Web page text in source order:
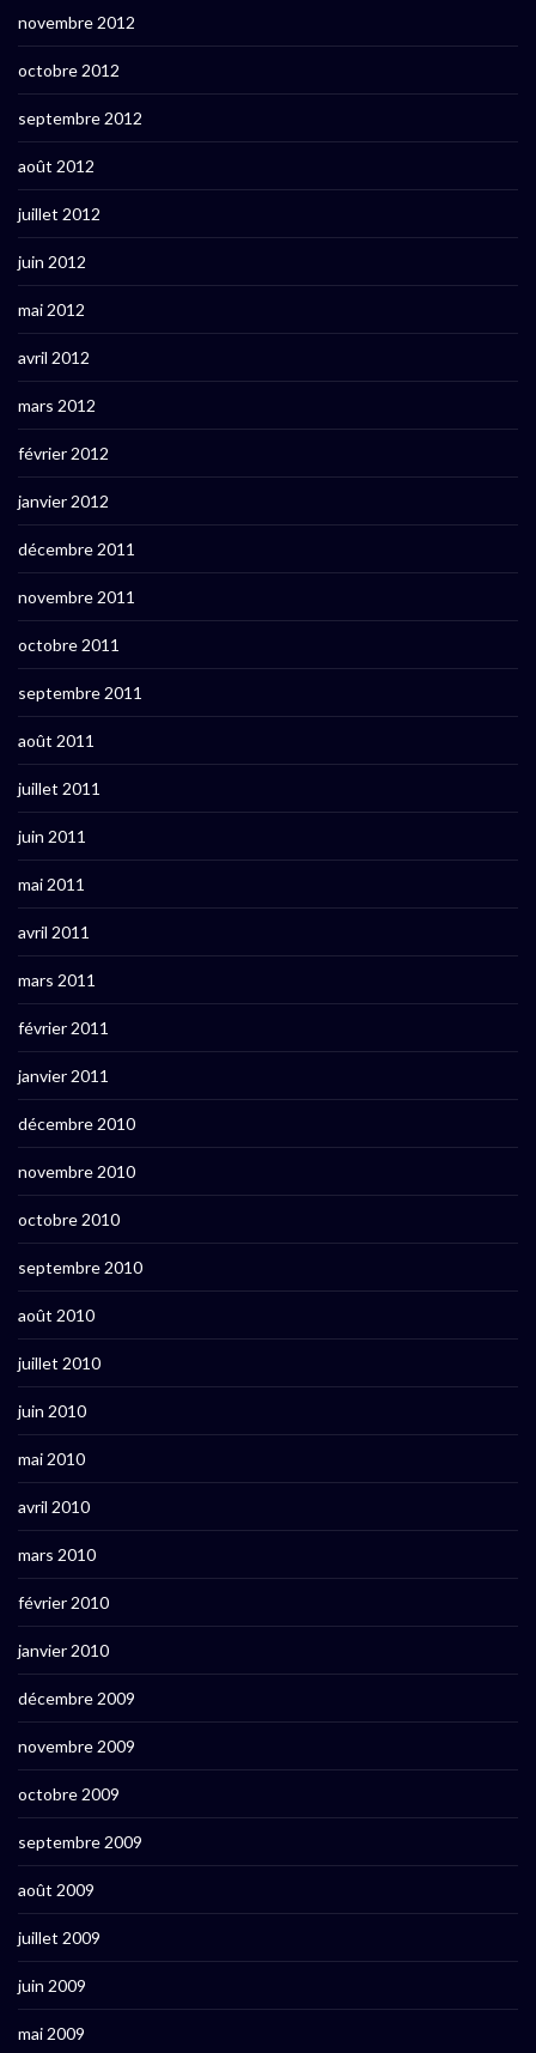
novembre 2012
octobre 2012
septembre 2012
août 2012
juillet 2012
juin 2012
mai 2012
avril 2012
mars 2012
février 2012
janvier 2012
décembre 2011
novembre 2011
octobre 2011
septembre 2011
août 2011
juillet 2011
juin 2011
mai 2011
avril 2011
mars 2011
février 2011
janvier 2011
décembre 2010
novembre 2010
octobre 2010
septembre 2010
août 2010
juillet 2010
juin 2010
mai 2010
avril 2010
mars 2010
février 2010
janvier 2010
décembre 2009
novembre 2009
octobre 2009
septembre 2009
août 2009
juillet 2009
juin 2009
mai 2009